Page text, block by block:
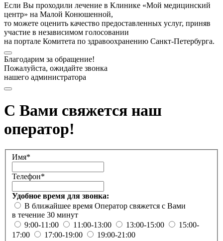
Если Вы проходили лечение в Клинике «Мой медицинский
центр» на Малой Конюшенной,
то можете оценить качество предоставленных услуг, приняв
участие в независимом голосовании
на портале Комитета по здравоохранению Санкт-Петербурга.
Благодарим за обращение!
Пожалуйста, ожидайте звонка
нашего администратора
С Вами свяжется наш
оператор!
Имя*
Телефон*
Удобное время для звонка:
В ближайшее время Оператор свяжется с Вами
в течение 30 минут
9:00-11:00
11:00-13:00 13:00-15:00
15:00-
17:00
17:00-19:00
19:00-21:00